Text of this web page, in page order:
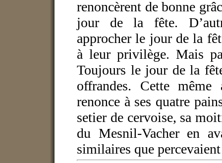
renoncèrent de bonne
jour de la fête.
approcher le jour de la
à leur privilège. Mais
Toujours le jour de la
offrandes. Cette
renonce à ses quatre
setier de cervoise, sa
du Mesnil-Vacher en
similaires que percevaient